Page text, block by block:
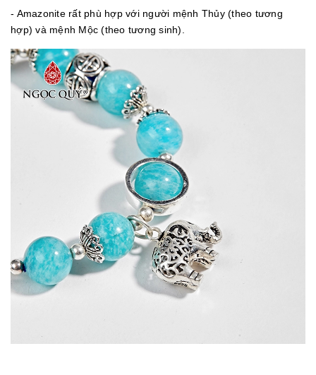
- Amazonite rất phù hợp với người mệnh Thủy (theo tương
hợp) và mệnh Mộc (theo tương sinh).